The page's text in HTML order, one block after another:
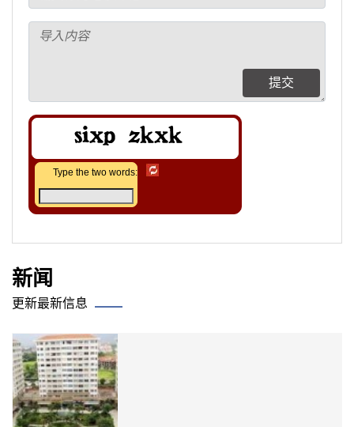
提交
Type the two words:
新闻
更新最新信息